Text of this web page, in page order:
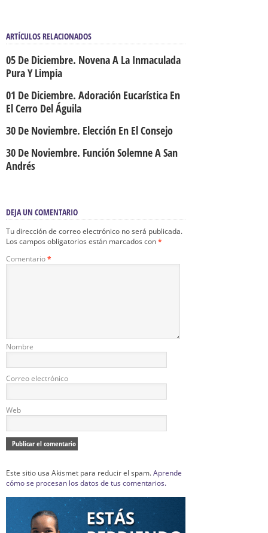
ARTÍCULOS RELACIONADOS
05 De Diciembre. Novena A La Inmaculada
Pura Y Limpia
01 De Diciembre. Adoración Eucarística En
El Cerro Del Águila
30 De Noviembre. Elección En El Consejo
30 De Noviembre. Función Solemne A San
Andrés
DEJA UN COMENTARIO
Tu dirección de correo electrónico no será publicada.
Los campos obligatorios están marcados con*
Comentario*
Nombre
Correo electrónico
Web
Este sitio usa Akismet para reducir el spam.Aprende
cómo se procesan los datos de tus comentarios.